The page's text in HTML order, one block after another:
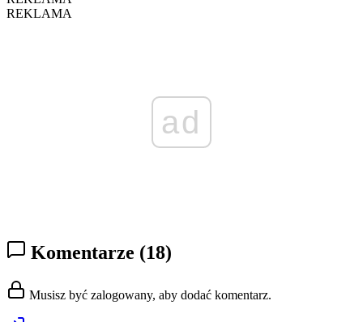
REKLAMA
ad
Komentarze (18)
Musisz być zalogowany, aby dodać komentarz.